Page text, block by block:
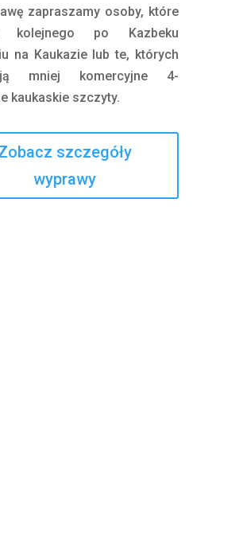
zapraszamy osoby, które
kolejnego po Kazbeku
na Kaukazie lub te, których
mniej komercyjne 4-
kaukaskie szczyty.
szczegóły
wyprawy